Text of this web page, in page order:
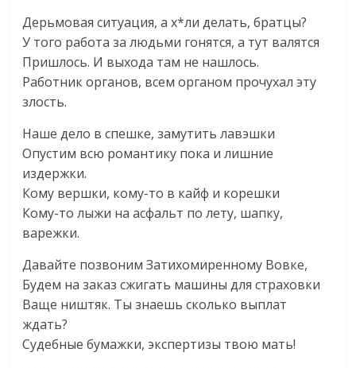
Дерьмовая ситуация, а х*ли делать, братцы?
У того работа за людьми гонятся, а тут валятся
Пришлось. И выхода там не нашлось.
Работник органов, всем органом прочухал эту
злость.
Наше дело в спешке, замутить лавэшки
Опустим всю романтику пока и лишние
издержки.
Кому вершки, кому-то в кайф и корешки
Кому-то лыжи на асфальт по лету, шапку,
варежки.
Давайте позвоним Затихомиренному Вовке,
Будем на заказ сжигать машины для страховки
Ваще ништяк. Ты знаешь сколько выплат
ждать?
Судебные бумажки, экспертизы твою мать!